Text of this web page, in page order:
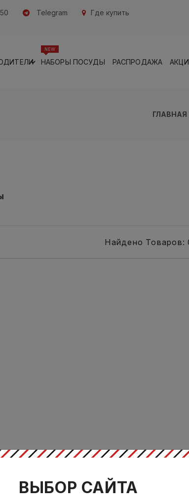
Telegram
Где купить
НАБОРЫ ПОСУДЫ
NEW
РАСПРОДАЖА
ГЛАВНАЯ
Найдено Товаров:
ВЫБОР САЙТА